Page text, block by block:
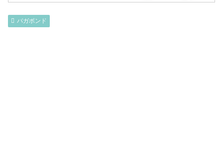
バガボンド